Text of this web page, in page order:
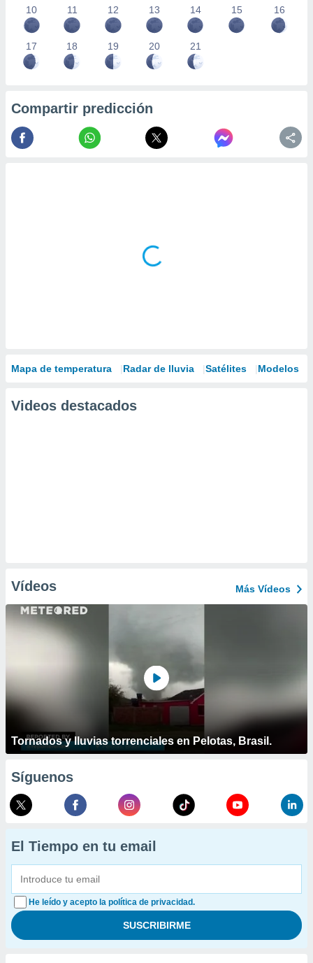
10 11 12 13 14 15 16
17 18 19 20 21
Compartir predicción
Mapa de temperatura Radar de lluvia Satélites Modelos
Videos destacados
Vídeos Más Vídeos
Tornados y lluvias torrenciales en Pelotas, Brasil.
Síguenos
El Tiempo en tu email
He leído y acepto la política de privacidad.